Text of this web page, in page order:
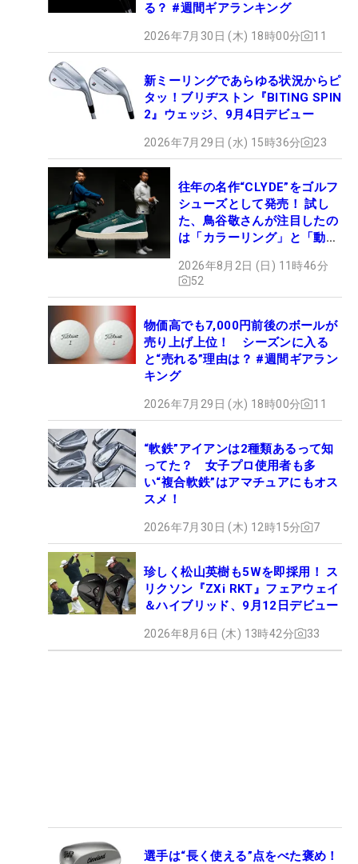
る？ #週間ギアランキング
2026年7月30日 (木) 18時00分 11
新ミーリングであらゆる状況からピ
タッ！ブリヂストン『BITING SPIN
2』ウェッジ、9月4日デビュー
2026年7月29日 (水) 15時36分 23
往年の名作“CLYDE”をゴルフ
シューズとして発売！ 試し
た、鳥谷敬さんが注目したの
は「カラーリング」と「動き
2026年8月2日 (日) 11時46分
52
物価高でも7,000円前後のボールが
売り上げ上位！ シーズンに入る
と“売れる”理由は？ #週間ギアラン
キング
2026年7月29日 (水) 18時00分 11
“軟鉄”アイアンは2種類あるって知
ってた？ 女子プロ使用者も多
い“複合軟鉄”はアマチュアにもオス
スメ！
2026年7月30日 (木) 12時15分 7
珍しく松山英樹も5Wを即採用！ ス
リクソン『ZXi RKT』フェアウェイ
＆ハイブリッド、9月12日デビュー
2026年8月6日 (木) 13時42分 33
選手は“長く使える”点をべた褒め！